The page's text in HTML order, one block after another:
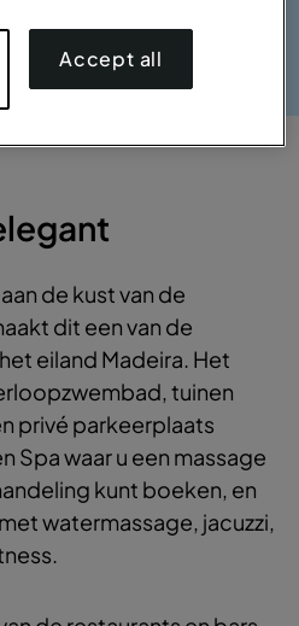
Bekijk galerij
de kust van de
dit een van de
eiland Madeira. Het
tuinen
privé parkeerplaats
Spa waar u een massage
kunt boeken, en
watermassage, jacuzzi,
Accept all